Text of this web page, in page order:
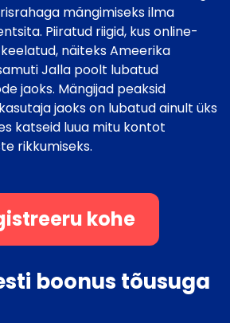
mängimiseks ilma
Piiratud riigid, kus online-
näiteks Ameerika
Jalla poolt lubatud
jaoks. Mängijad peaksid
jaoks on lubatud ainult üks
katseid luua mitu kontot
rikkumiseks.
kohe
boonus tõusuga